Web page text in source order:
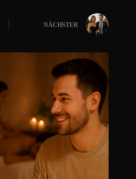
NÄCHSTER